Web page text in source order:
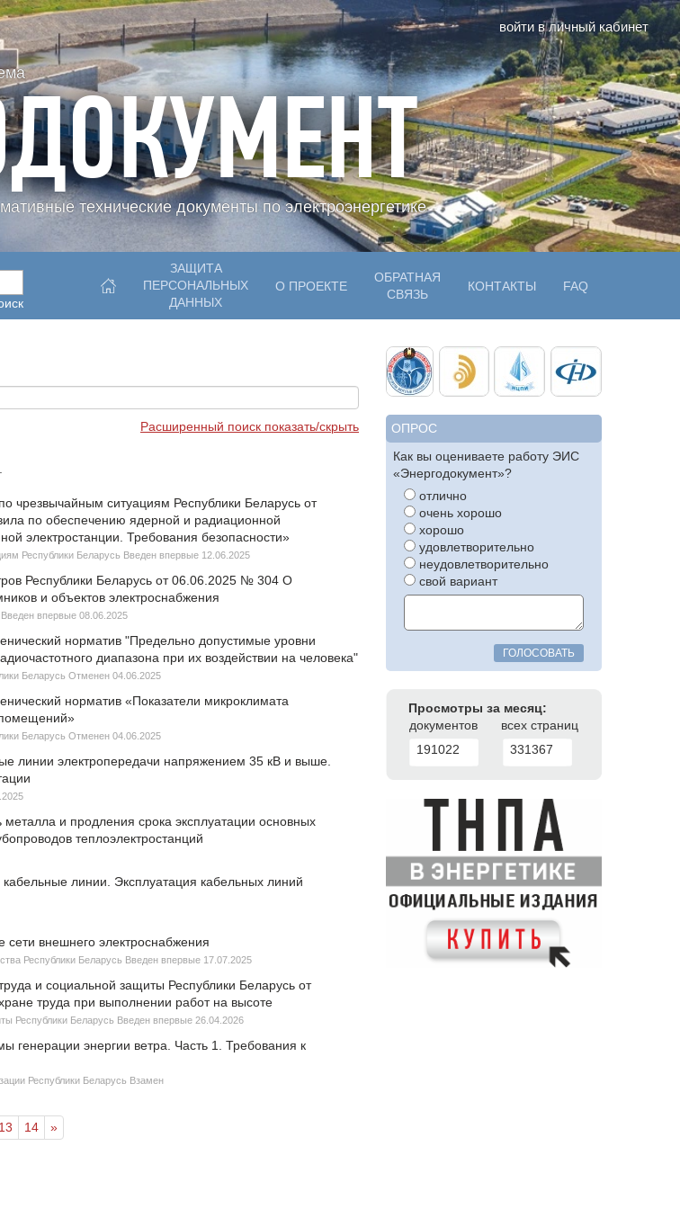
войти в личный кабинет
технические документы по электроэнергетике
ЗАЩИТА
ПЕРСОНАЛЬНЫХ
ДАННЫХ
О ПРОЕКТЕ
ОБРАТНАЯ
СВЯЗЬ
КОНТАКТЫ FAQ
Расширенный поиск показать/скрыть
.
чрезвычайным ситуациям Республики Беларусь от
по обеспечению ядерной и радиационной
электростанции. Требования безопасности»
Республики Беларусь Введен впервые 12.06.2025
Республики Беларусь от 06.06.2025 № 304 О
и объектов электроснабжения
впервые 08.06.2025
норматив "Предельно допустимые уровни
диапазона при их воздействии на человека"
Беларусь Отменен 04.06.2025
норматив «Показатели микроклимата
Беларусь Отменен 04.06.2025
линии электропередачи напряжением 35 кВ и выше.
и продления срока эксплуатации основных
теплоэлектростанций
линии. Эксплуатация кабельных линий
внешнего электроснабжения
Республики Беларусь Введен впервые 17.07.2025
и социальной защиты Республики Беларусь от
труда при выполнении работ на высоте
Республики Беларусь Введен впервые 26.04.2026
генерации энергии ветра. Часть 1. Требования к
Республики Беларусь Взамен
13 14 »
ОПРОС
Как вы оцениваете работу ЭИС
«Энергодокумент»?
отлично
очень хорошо
хорошо
удовлетворительно
неудовлетворительно
свой вариант
ГОЛОСОВАТЬ
Просмотры за месяц:
документов
всех страниц
191022
331367